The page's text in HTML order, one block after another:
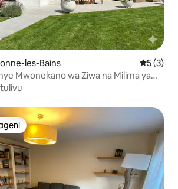
les-Bains
5 (3)
Mwonekano wa Ziwa na Milima ya
Geneva